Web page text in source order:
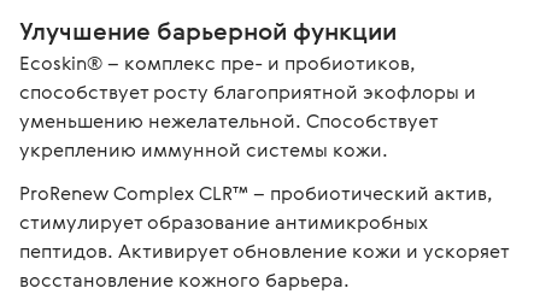
Улучшение барьерной функции
Ecoskin® – комплекс пре- и пробиотиков,
способствует росту благоприятной экофлоры и
уменьшению нежелательной. Способствует
укреплению иммунной системы кожи.
ProRenew Complex CLR™ – пробиотический актив,
стимулирует образование антимикробных
пептидов. Активирует обновление кожи и ускоряет
восстановление кожного барьера.